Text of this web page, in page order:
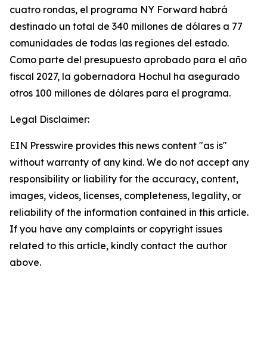
cuatro rondas, el programa NY Forward habrá
destinado un total de 340 millones de dólares a 77
comunidades de todas las regiones del estado.
Como parte del presupuesto aprobado para el año
fiscal 2027, la gobernadora Hochul ha asegurado
otros 100 millones de dólares para el programa.
Legal Disclaimer:
EIN Presswire provides this news content "as is"
without warranty of any kind. We do not accept any
responsibility or liability for the accuracy, content,
images, videos, licenses, completeness, legality, or
reliability of the information contained in this article.
If you have any complaints or copyright issues
related to this article, kindly contact the author
above.